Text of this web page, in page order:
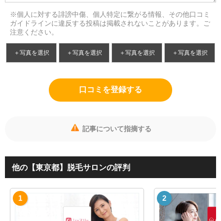
※個人に対する誹謗中傷、個人特定に繋がる情報、その他口コミ
ガイドラインに違反する投稿は掲載されないことがあります。ご
注意ください。
＋写真を選択 ＋写真を選択 ＋写真を選択 ＋写真を選択
口コミを登録する
記事について指摘する
他の【東京都】脱毛サロンの評判